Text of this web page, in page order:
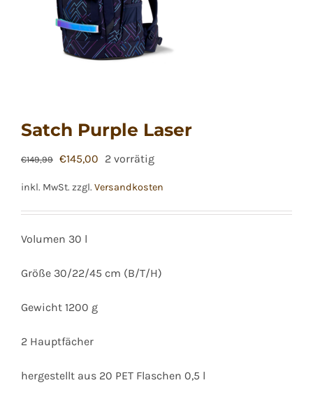
Satch Purple Laser
€149,99 Ursprünglicher
€149,99
€145,00 Aktueller
€145,00.
2 vorrätig
inkl. MwSt. zzgl. Versandkosten
Volumen 30 l
Größe 30/22/45 cm (B/T/H)
Gewicht 1200 g
2 Hauptfächer
hergestellt aus 20 PET Flaschen 0,5 l